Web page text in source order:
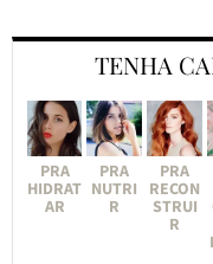
TENHA
PRA
HIDRAT
AR
PRA
NUTRI
R
PRA
RECON
STRUI
R